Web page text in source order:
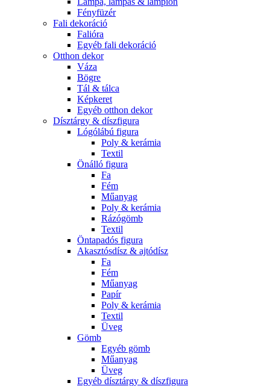
Fényfüzér
Fali dekoráció
Falióra
Egyéb fali dekoráció
Otthon dekor
Váza
Bögre
Tál & tálca
Képkeret
Egyéb otthon dekor
Dísztárgy & díszfigura
Lógólábú figura
Poly & kerámia
Textil
Önálló figura
Fa
Fém
Műanyag
Poly & kerámia
Rázógömb
Textil
Öntapadós figura
Akasztósdísz & ajtódísz
Fa
Fém
Műanyag
Papír
Poly & kerámia
Textil
Üveg
Gömb
Egyéb gömb
Műanyag
Üveg
Egyéb dísztárgy & díszfigura